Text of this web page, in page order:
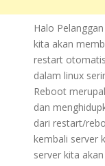
Halo
kita akan
restart
dalam linux
Reboot
dan
dari restart/
kembali server
server kita